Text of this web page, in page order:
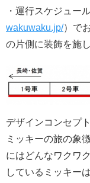
・運行スケジュー
wakuwaku.jp/）で
の片側に装飾を施し
デザインコンセプト
ミッキーの旅の象
にはどんなワクワ
しているミッキー